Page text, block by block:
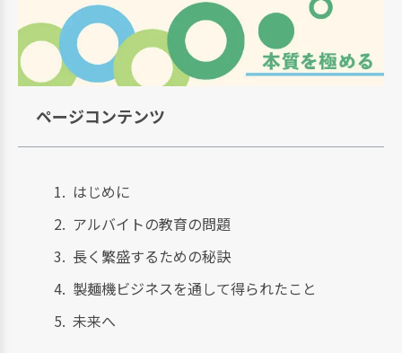
ページコンテンツ
はじめに
アルバイトの教育の問題
長く繁盛するための秘訣
製麺機ビジネスを通して得られたこと
未来へ